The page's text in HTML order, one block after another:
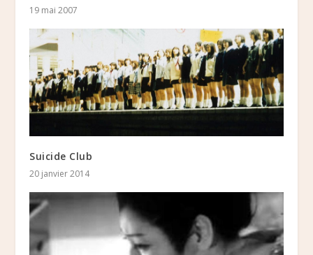
19 mai 2007
Suicide Club
20 janvier 2014